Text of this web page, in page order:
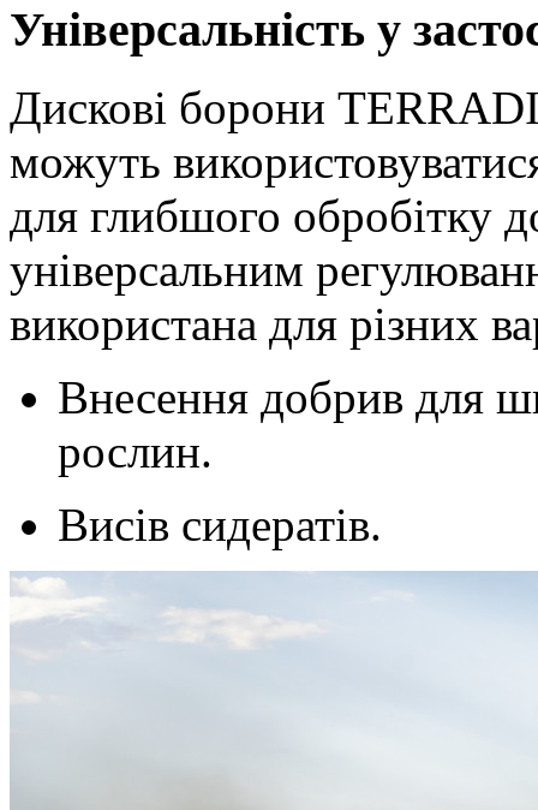
Універсальність у
Дискові борони
можуть
для глибшого обробітку
універсальним
використана для різних
Внесення добрив для
рослин.
Висів сидератів.